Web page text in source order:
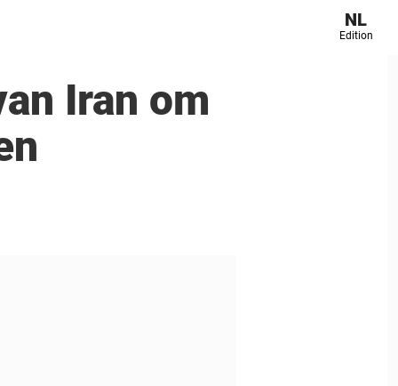
NL
Edition
Iran om